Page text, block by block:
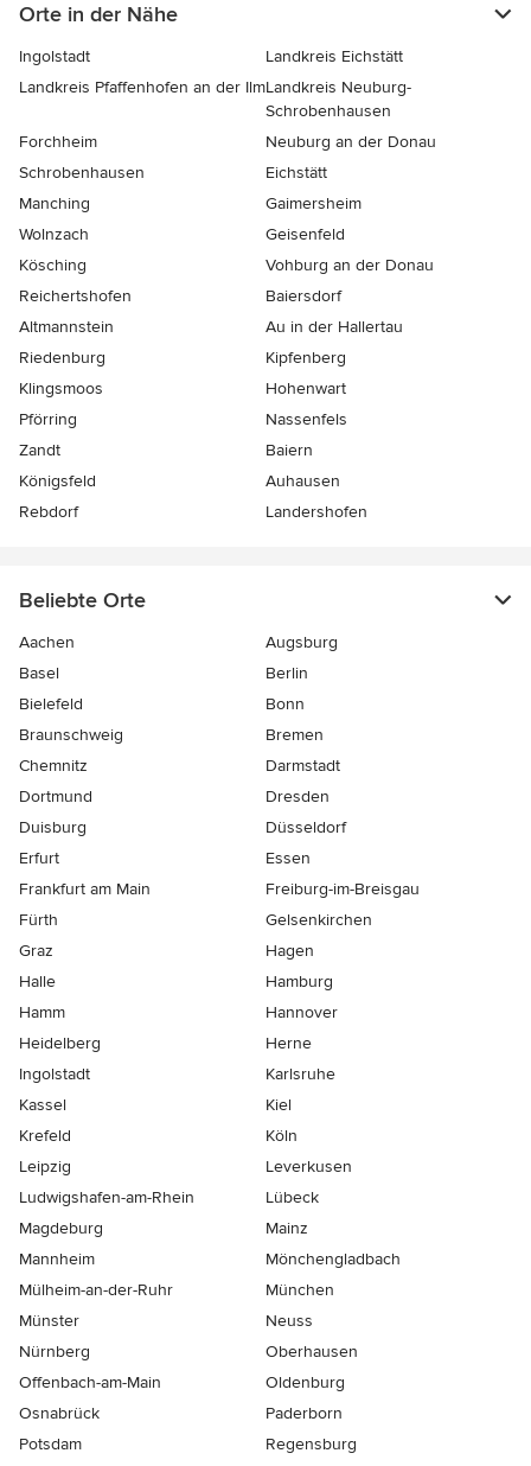
Orte in der Nähe
Ingolstadt
Landkreis Eichstätt
Landkreis Pfaffenhofen an der IlmLandkreis Neuburg-
Schrobenhausen
Forchheim
Neuburg an der Donau
Schrobenhausen
Eichstätt
Manching
Gaimersheim
Wolnzach
Geisenfeld
Kösching
Vohburg an der Donau
Reichertshofen
Baiersdorf
Altmannstein
Au in der Hallertau
Riedenburg
Kipfenberg
Klingsmoos
Hohenwart
Pförring
Nassenfels
Zandt
Baiern
Königsfeld
Auhausen
Rebdorf
Landershofen
Beliebte Orte
Aachen
Augsburg
Basel
Berlin
Bielefeld
Bonn
Braunschweig
Bremen
Chemnitz
Darmstadt
Dortmund
Dresden
Duisburg
Düsseldorf
Erfurt
Essen
Frankfurt am Main
Freiburg-im-Breisgau
Fürth
Gelsenkirchen
Graz
Hagen
Halle
Hamburg
Hamm
Hannover
Heidelberg
Herne
Ingolstadt
Karlsruhe
Kassel
Kiel
Krefeld
Köln
Leipzig
Leverkusen
Ludwigshafen-am-Rhein
Lübeck
Magdeburg
Mainz
Mannheim
Mönchen­gladbach
Mülheim-an-der-Ruhr
München
Münster
Neuss
Nürnberg
Oberhausen
Offenbach-am-Main
Oldenburg
Osnabrück
Paderborn
Potsdam
Regensburg